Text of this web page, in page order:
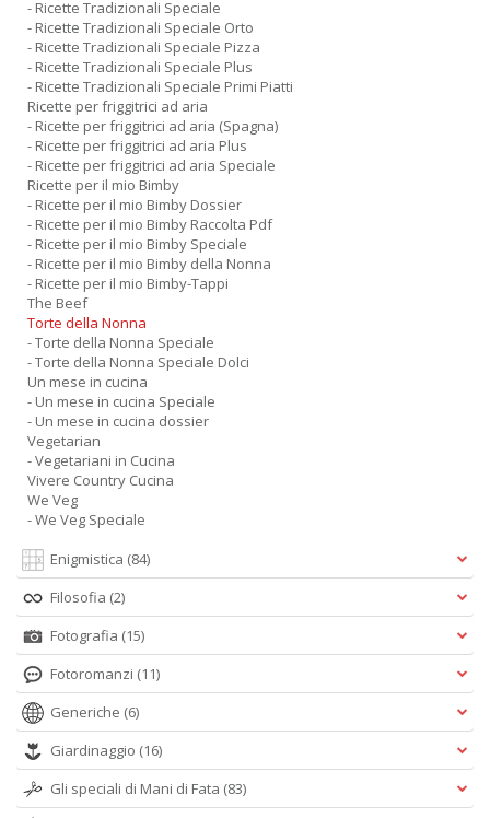
- Ricette Tradizionali Speciale
- Ricette Tradizionali Speciale Orto
- Ricette Tradizionali Speciale Pizza
- Ricette Tradizionali Speciale Plus
- Ricette Tradizionali Speciale Primi Piatti
Ricette per friggitrici ad aria
- Ricette per friggitrici ad aria (Spagna)
- Ricette per friggitrici ad aria Plus
- Ricette per friggitrici ad aria Speciale
Ricette per il mio Bimby
- Ricette per il mio Bimby Dossier
- Ricette per il mio Bimby Raccolta Pdf
- Ricette per il mio Bimby Speciale
- Ricette per il mio Bimby della Nonna
- Ricette per il mio Bimby-Tappi
The Beef
Torte della Nonna
- Torte della Nonna Speciale
- Torte della Nonna Speciale Dolci
Un mese in cucina
- Un mese in cucina Speciale
- Un mese in cucina dossier
Vegetarian
- Vegetariani in Cucina
Vivere Country Cucina
We Veg
- We Veg Speciale
Enigmistica (84)
Filosofia (2)
Fotografia (15)
Fotoromanzi (11)
Generiche (6)
Giardinaggio (16)
Gli speciali di Mani di Fata (83)